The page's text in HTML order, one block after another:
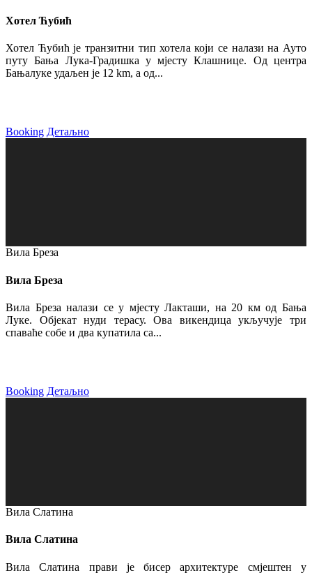
Хотел Ћубић
Хотел Ћубић је транзитни тип хотела који се налази на Ауто
путу Бања Лука-Градишка у мјесту Клашнице. Од центра
Бањалуке удаљен је 12 km, а од...
Booking Детаљно
Вила Бреза
Вила Бреза
Вила Бреза налази се у мјесту Лакташи, на 20 км од Бања
Луке. Објекат нуди терасу. Ова викендица укључује три
спаваће собе и два купатила са...
Booking Детаљно
Вила Слатина
Вила Слатина
Вила Слатина прави је бисер архитектуре смјештен у